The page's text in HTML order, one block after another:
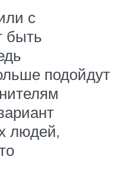
с
быть
подойдут
людей,